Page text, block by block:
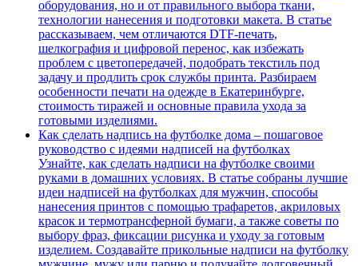
оборудования, но и от правильного выбора ткани,
технологии нанесения и подготовки макета. В статье
рассказываем, чем отличаются DTF-печать,
шелкография и цифровой перенос, как избежать
проблем с цветопередачей, подобрать текстиль под
задачу и продлить срок службы принта. Разбираем
особенности печати на одежде в Екатеринбурге,
стоимость тиражей и основные правила ухода за
готовыми изделиями.
Как сделать надпись на футболке дома – пошаговое
руководство с идеями надписей на футболках
Узнайте, как сделать надписи на футболке своими
руками в домашних условиях. В статье собраны лучшие
идеи надписей на футболках для мужчин, способы
нанесения принтов с помощью трафаретов, акриловых
красок и термотрансферной бумаги, а также советы по
выбору фраз, фиксации рисунка и уходу за готовым
изделием. Создавайте прикольные надписи на футболку